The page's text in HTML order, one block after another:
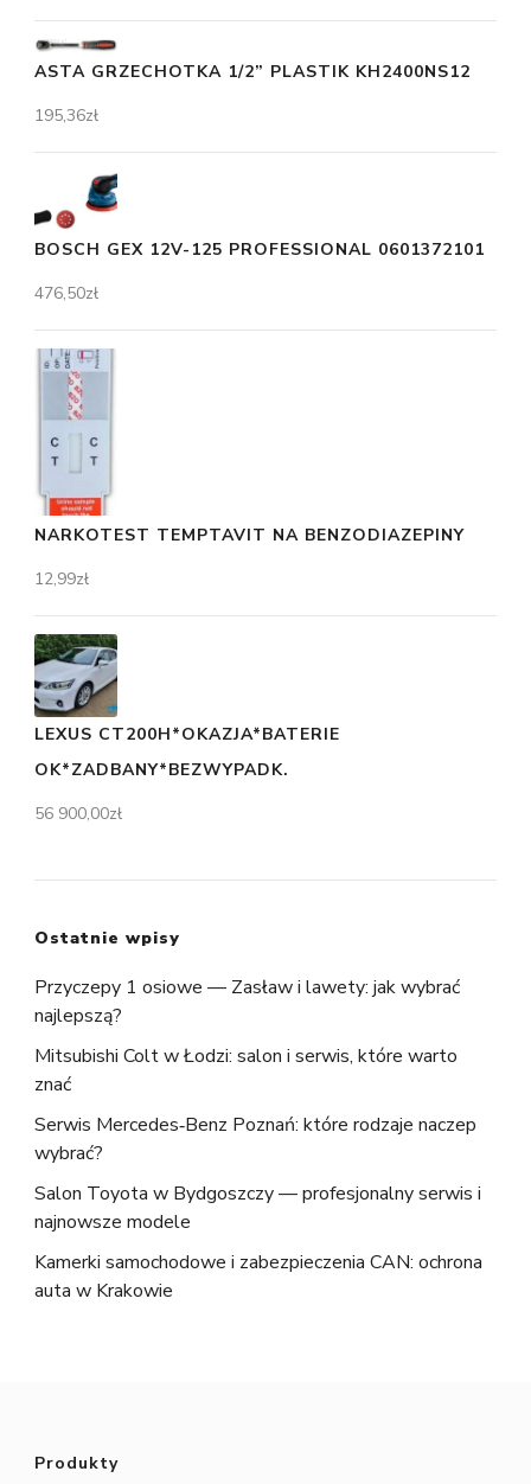
ASTA GRZECHOTKA 1/2” PLASTIK KH2400NS12
195,36zł
BOSCH GEX 12V-125 PROFESSIONAL 0601372101
476,50zł
NARKOTEST TEMPTAVIT NA BENZODIAZEPINY
12,99zł
LEXUS CT200H*OKAZJA*BATERIE
OK*ZADBANY*BEZWYPADK.
56 900,00zł
Ostatnie wpisy
Przyczepy 1 osiowe — Zasław i lawety: jak wybrać
najlepszą?
Mitsubishi Colt w Łodzi: salon i serwis, które warto
znać
Serwis Mercedes‑Benz Poznań: które rodzaje naczep
wybrać?
Salon Toyota w Bydgoszczy — profesjonalny serwis i
najnowsze modele
Kamerki samochodowe i zabezpieczenia CAN: ochrona
auta w Krakowie
Produkty